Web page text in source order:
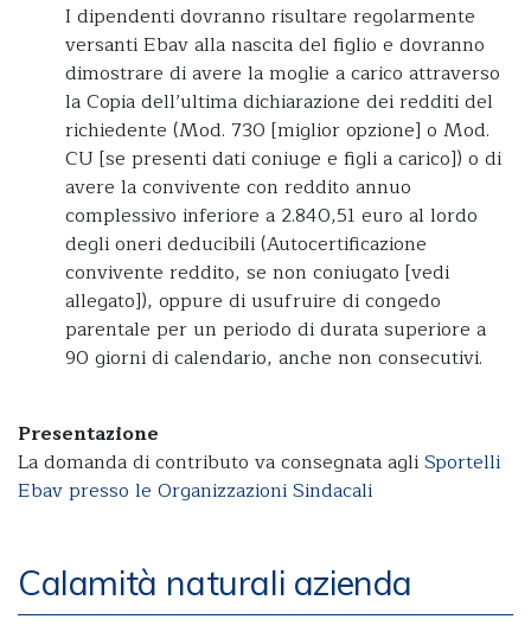
I dipendenti dovranno risultare regolarmente
versanti Ebav alla nascita del figlio e dovranno
dimostrare di avere la moglie a carico attraverso
la Copia dell’ultima dichiarazione dei redditi del
richiedente (Mod. 730 [miglior opzione] o Mod.
CU [se presenti dati coniuge e figli a carico]) o di
avere la convivente con reddito annuo
complessivo inferiore a 2.840,51 euro al lordo
degli oneri deducibili (Autocertificazione
convivente reddito, se non coniugato [vedi
allegato]), oppure di usufruire di congedo
parentale per un periodo di durata superiore a
90 giorni di calendario, anche non consecutivi.
Presentazione
La domanda di contributo va consegnata agliSportelli
Ebav presso le Organizzazioni Sindacali
Calamità naturali azienda